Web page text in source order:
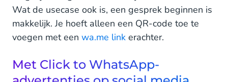
Wat de usecase ook is, een gesprek beginnen is
makkelijk. Je hoeft alleen een QR-code toe te
voegen met een wa.me link erachter.
Met Click to WhatsApp-